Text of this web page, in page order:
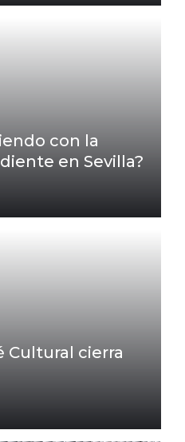
con la
en Sevilla?
Cultural cierra